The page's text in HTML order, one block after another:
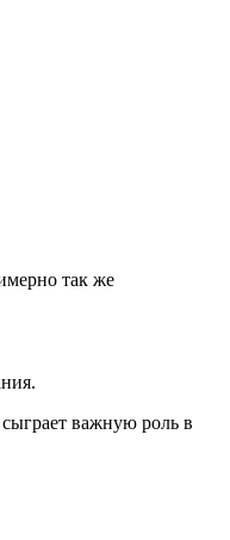
так же
важную роль в